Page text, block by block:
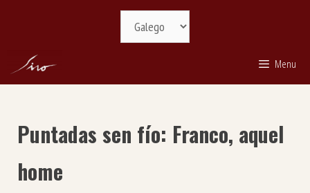
Menu
Puntadas sen fío: Franco, aquel
home